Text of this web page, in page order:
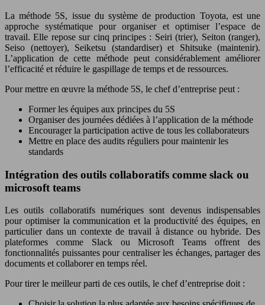
La méthode 5S, issue du système de production Toyota, est une
approche systématique pour organiser et optimiser l’espace de
travail. Elle repose sur cinq principes : Seiri (trier), Seiton (ranger),
Seiso (nettoyer), Seiketsu (standardiser) et Shitsuke (maintenir).
L’application de cette méthode peut considérablement améliorer
l’efficacité et réduire le gaspillage de temps et de ressources.
Pour mettre en œuvre la méthode 5S, le chef d’entreprise peut :
Former les équipes aux principes du 5S
Organiser des journées dédiées à l’application de la méthode
Encourager la participation active de tous les collaborateurs
Mettre en place des audits réguliers pour maintenir les
standards
Intégration des outils collaboratifs comme slack ou
microsoft teams
Les outils collaboratifs numériques sont devenus indispensables
pour optimiser la communication et la productivité des équipes, en
particulier dans un contexte de travail à distance ou hybride. Des
plateformes comme Slack ou Microsoft Teams offrent des
fonctionnalités puissantes pour centraliser les échanges, partager des
documents et collaborer en temps réel.
Pour tirer le meilleur parti de ces outils, le chef d’entreprise doit :